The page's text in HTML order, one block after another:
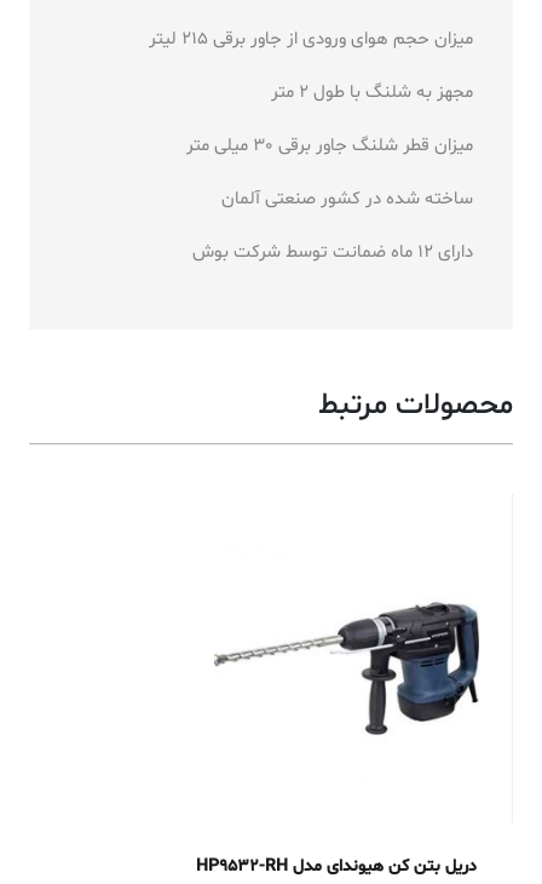
میزان حجم هوای ورودی از جاور برقی 215 لیتر
مجهز به شلنگ با طول 2 متر
میزان قطر شلنگ جاور برقی 30 میلی متر
ساخته شده در کشور صنعتی آلمان
دارای 12 ماه ضمانت توسط شرکت بوش
محصولات مرتبط
دریل بتن کن هیوندای مدل HP9532-RH